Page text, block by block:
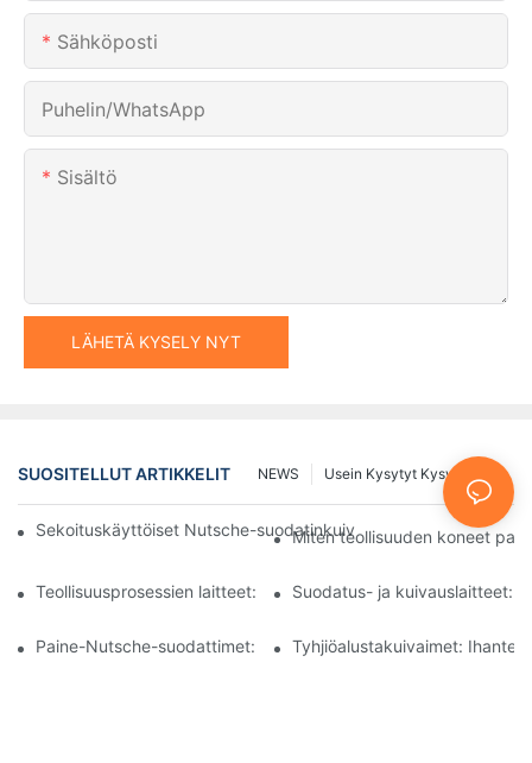
Sähköposti
Puhelin/WhatsApp
Sisältö
LÄHETÄ KYSELY NYT
SUOSITELLUT ARTIKKELIT Usein Kysytyt Kysymykset
NEWS
Sekoituskäyttöiset Nutsche-suodatinkuivaimet vs. muut
Miten teollisuuden koneet
Teollisuusprosessien laitteet: Innovaatiot muokkaavat
Suodatus- ja kuivauslaitteet:
Paine-Nutsche-suodattimet: Sovellukset kemian- ja
Tyhjiöalustakuivaimet: